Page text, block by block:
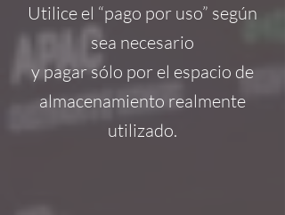
Utilice el “pago por uso” según
sea necesario
y pagar sólo por el espacio de
almacenamiento realmente
utilizado.